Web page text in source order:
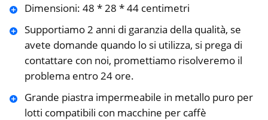
Dimensioni: 48 * 28 * 44 centimetri
Supportiamo 2 anni di garanzia della qualità, se
avete domande quando lo si utilizza, si prega di
contattare con noi, promettiamo risolveremo il
problema entro 24 ore.
Grande piastra impermeabile in metallo puro per
lotti compatibili con macchine per caffè